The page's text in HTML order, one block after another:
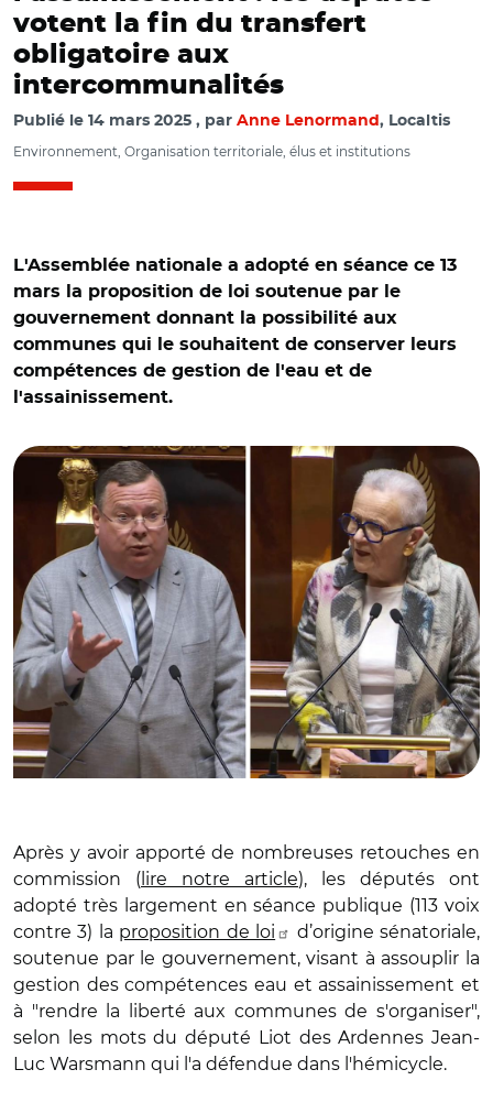
votent la fin du transfert
obligatoire aux
intercommunalités
Publié le 14 mars 2025 par Anne Lenormand , Localtis
Environnement, Organisation territoriale, élus et institutions
L'Assemblée nationale a adopté en séance ce 13
mars la proposition de loi soutenue par le
gouvernement donnant la possibilité aux
communes qui le souhaitent de conserver leurs
compétences de gestion de l'eau et de
l'assainissement.
© Captures vidéo Assemblée nationale/ Jean-Luc
Après y avoir apporté de nombreuses retouches en
commission ( lire notre article), les députés ont
adopté très largement en séance publique (113 voix
contre 3) la proposition de loi
d’origine sénatoriale,
soutenue par le gouvernement, visant à assouplir la
gestion des compétences eau et assainissement et
à "rendre la liberté aux communes de s'organiser",
selon les mots du député Liot des Ardennes Jean-
Luc Warsmann qui l'a défendue dans l'hémicycle.